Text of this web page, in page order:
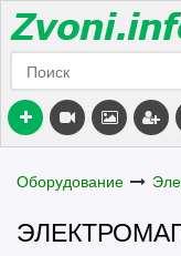
Оборудование